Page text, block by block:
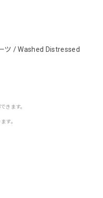
ツ / Washed Distressed
きます。
す。